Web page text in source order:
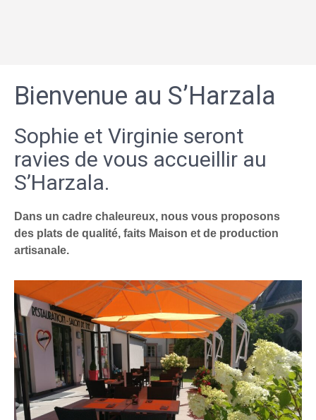
Bienvenue au S’Harzala
Sophie et Virginie seront
ravies de vous accueillir au
S’Harzala.
Dans un cadre chaleureux, nous vous proposons
des plats de qualité, faits Maison et de production
artisanale.